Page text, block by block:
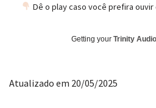
Dê o play caso você prefira ouvir
Getting your Trinity Audio
Atualizado em 20/05/2025